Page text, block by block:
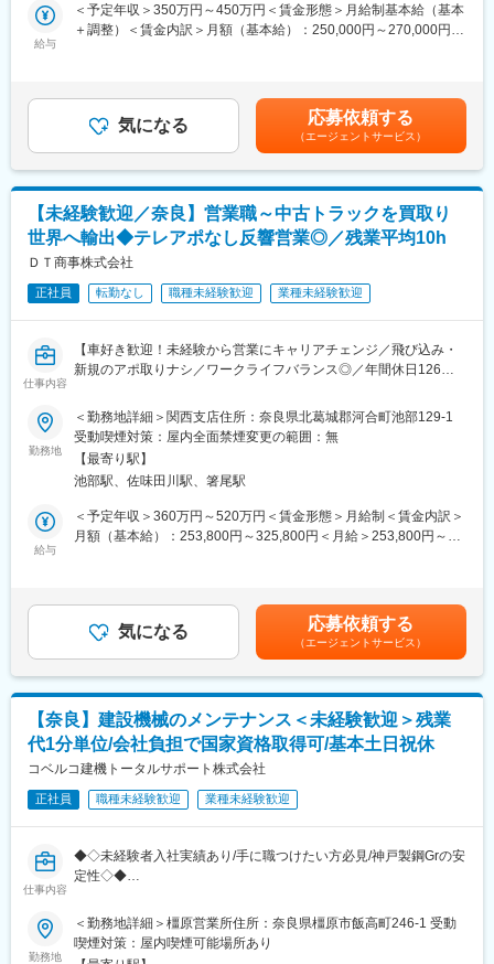
しっかりと会社を見ていただきたいという意図です。
正社員登用を前提としているため、基本的にはみなさん正社員化
・“攻め”より“安定”志向のIT環境
・残業月20時間以内・7時間勤務でワークライフバランス良好
・平均年齢高めで落ち着いた社風
・中途入社者多数で馴染みやすい環境
・60歳以降も活躍可能（役職定年なし）
変更の範囲：会社の定める業務
■業務内容：
当社のお取引先の企業様のデジタル化を支援するお仕事です！
す。
■具体的には：
３，先輩と連携しながら提案資料の作成、改善策の説明
４，月1回程度の訪問を通じたフォロー対応
＼▼企業様のお悩み一例／
◎業務の効率化を図りたい
◎売上を拡大したい
◎地球環境に配慮したオフィスを構築したいなど
■育成フロー：
入社後まずはグループ会社フォーバル社の基礎研修を受講！
識、営業ノウハウなどを勉強していただきます。その後はOJT研
修を通して先輩と一緒にお客様の元を訪問し、お客様とのコミュ
ニケーションの取り方を勉強していただきます！
独り立ち・自身の顧客を持ち始めるのは、約半年後が目安です！
■組織構成：
現在従業員16名体制。うち5名がIT商材等“モノ”の営業担当。今回
同じ時期に中途入社する同期がいるかもしれません♪
■魅力：
・地域に密着して、最先端のITコンサルティングを展開
・東証スタンダード上場企業「株式会社フォーバル」のグループ
会社
・奈良県で数少ない「DXマーク認証」取得企業
・平均勤続年数は20年8ヶ月！社歴30年以上のメンバーも多数
・未経験でも安心の充実した教育体制あり
給与
＜予定年収＞350万円～450万円＜賃金形態＞月給制基本給（基本
＋調整）＜賃金内訳＞月額（基本給）：250,000円～270,000円そ
含む）＜昇給有無＞有＜残業手当＞有＜給与補足＞＊経験・能力
を考慮し決定します。＊その他固定手当＝職務手当＊記載の月給
には、一律手当・固定残業代を含みます。＊目標達成時は別途イ
ンセンティブを支給(半年に1回5万～30万)■昇給：年1回■賞与：
年1回（4月）※決算賞与賃金はあくまでも目安の金額であり、選
考を通じて上下する可能性があります。月給(月額)は固定手当を含
めた表記です。
気になる 応募依頼する
（エージェントサービス）
【未経験歓迎／奈良】営業職～中古トラックを買取り
世界へ輸出◆テレアポなし反響営業◎／残業平均10h
ＤＴ商事株式会社
正社員 転勤なし 職種未経験歓迎 業種未経験歓迎
仕事内容
【車好き歓迎！未経験から営業にキャリアチェンジ／飛び込み・
新規のアポ取りナシ／ワークライフバランス◎／年間休日126
■職務概要：
当社は、自動車や自動車部品の輸出販売を行っている会社です。
運送会社等が売却処分する中古トラックの買取り営業をお任せし
ます。最初は関西地区を中心に、得意先を訪問し、買取り査定、
見積提出等の商談を行っていただきます。
■職務詳細：
・既存のお客様から紹介をいただき、お客様先に訪問
└飛び込み訪問や新規顧客へのテレアポ等はありません
・トラックの所定箇所の写真を撮ったり、エンジンがかかるかど
・売却見込み額から、買取り価格をお客様に見積書提示
・お客様と合意後、契約書類のやり取り、車両の引き取りに関す
る調整
■入社後の流れ：
まずは先輩社員からOJT方式で業務を学んでいただきます。車両
ご安心ください。
＜やりがいのある仕事＞
コアビジネスとなる中古トラック事業では、買い取った車両は海
勤務地
＜勤務地詳細＞関西支店住所：奈良県北葛城郡河合町池部129-1
受動喫煙対策：屋内全面禁煙変更の範囲：無
【最寄り駅】
池部駅、佐味田川駅、箸尾駅
給与
＜予定年収＞360万円～520万円＜賃金形態＞月給制＜賃金内訳＞
月額（基本給）：253,800円～325,800円＜月給＞253,800円～
考を通じて上下する可能性があります。月給(月額)は固定手当を含
めた表記です。
気になる 応募依頼する
（エージェントサービス）
【奈良】建設機械のメンテナンス＜未経験歓迎＞残業
代1分単位/会社負担で国家資格取得可/基本土日祝休
コベルコ建機トータルサポート株式会社
正社員 職種未経験歓迎 業種未経験歓迎
仕事内容
◆◇未経験者入社実績あり/手に職つけたい方必見/神戸製鋼Grの安
定性◇◆
建設機械のレンタル・メンテナンス等を手掛ける当社の整備士と
して、油圧ショベル・ダンプ・トラック等の点検・整備をご担当
いただきます。下記配属先によって業務内容が異なります。適性
勤務地
＜勤務地詳細＞橿原営業所住所：奈良県橿原市飯高町246-1 受動
喫煙対策：屋内喫煙可能場所あり